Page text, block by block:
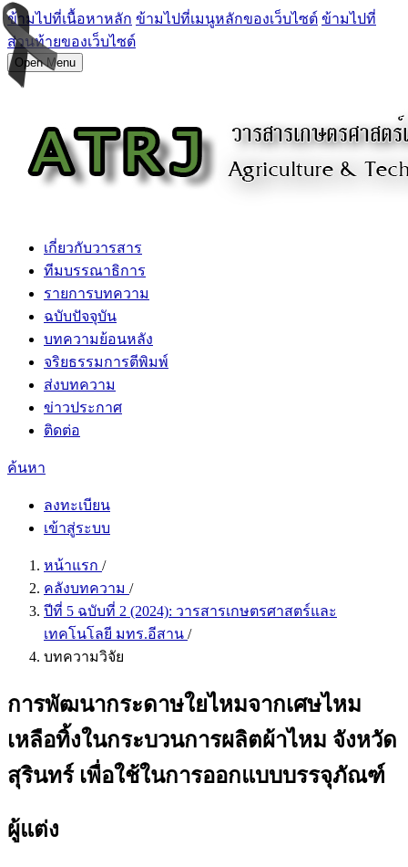
ข้ามไปที่เนื้อหาหลัก ข้ามไปที่เมนูหลักของเว็บไซต์ ข้ามไปที่
ส่วนท้ายของเว็บไซต์
Open Menu
เกี่ยวกับวารสาร
ทีมบรรณาธิการ
รายการบทความ
ฉบับปัจจุบัน
บทความย้อนหลัง
จริยธรรมการตีพิมพ์
ส่งบทความ
ข่าวประกาศ
ติดต่อ
ค้นหา
ลงทะเบียน
เข้าสู่ระบบ
หน้าแรก /
คลังบทความ /
ปีที่ 5 ฉบับที่ 2 (2024): วารสารเกษตรศาสตร์และ
เทคโนโลยี มทร.อีสาน /
บทความวิจัย
การพัฒนากระดาษใยไหมจากเศษไหม
เหลือทิ้งในกระบวนการผลิตผ้าไหม จังหวัด
สุรินทร์ เพื่อใช้ในการออกแบบบรรจุภัณฑ์
ผู้แต่ง